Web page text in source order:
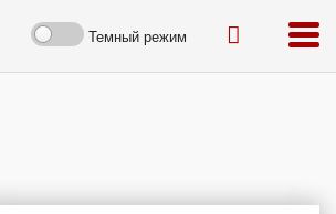
Темный режим